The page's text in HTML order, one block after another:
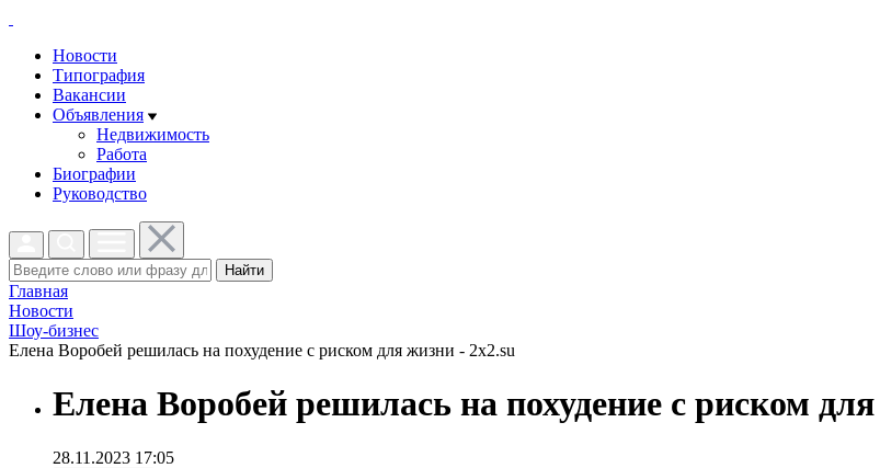
Новости
Типография
Вакансии
Объявления
Недвижимость
Работа
Биографии
Руководство
Найти
Главная
Новости
Шоу-бизнес
Елена Воробей решилась на похудение с риском для жизни - 2x2.su
Елена Воробей решилась на похудение с риском
28.11.2023 17:05